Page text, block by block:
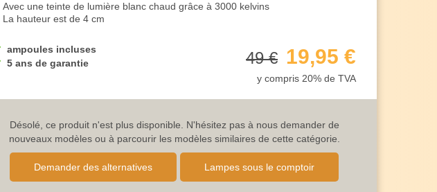
Avec une teinte de lumière blanc chaud grâce à 3000 kelvins
La hauteur est de 4 cm
La longueur de l'éclairage d'ambiance est de 28 cm
L'interrupteur est situé directement sur le luminaire
Haute valeur de rendu des couleurs avec >80 IRC
La classe de protection duluminaire blanc est de 2
La classification IP est IP20, ce qui est idéal pour l'éclairage intérieur
Simple à installer - voir les images des variantes
Vous avez chez nous une garantie de 5 ans, au lieu des 2 ans habituels
Si vous avez des questions, n'hésitez pas à nous contacter
ampoules incluses
5 ans de garantie
49 € 19,95 €
y compris 20% de TVA
Désolé, ce produit n'est plus disponible. N'hésitez pas à nous demander de
nouveaux modèles ou à parcourir les modèles similaires de cette catégorie.
Demander des alternatives Lampes sous le comptoir